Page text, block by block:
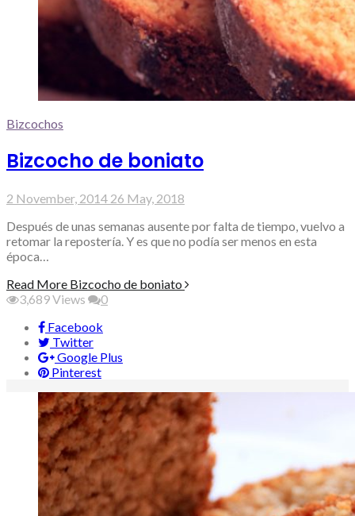
Bizcochos
Bizcocho de boniato
2 November, 2014 26 May, 2018
Después de unas semanas ausente por falta de tiempo, vuelvo a
retomar la repostería. Y es que no podía ser menos en esta
época…
Read More Bizcocho de boniato
3,689Views
0
Facebook
Twitter
Google Plus
Pinterest